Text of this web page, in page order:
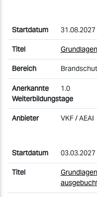
31.08.2027
1.0
VKF / AEAI
03.03.2027